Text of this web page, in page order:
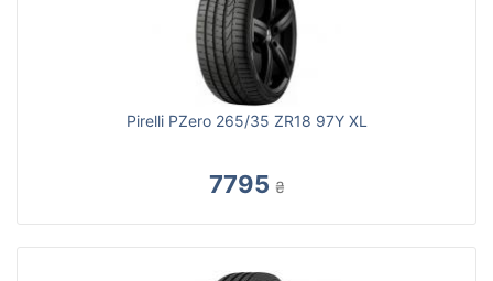
Pirelli PZero 265/35 ZR18 97Y XL
7795 ₴